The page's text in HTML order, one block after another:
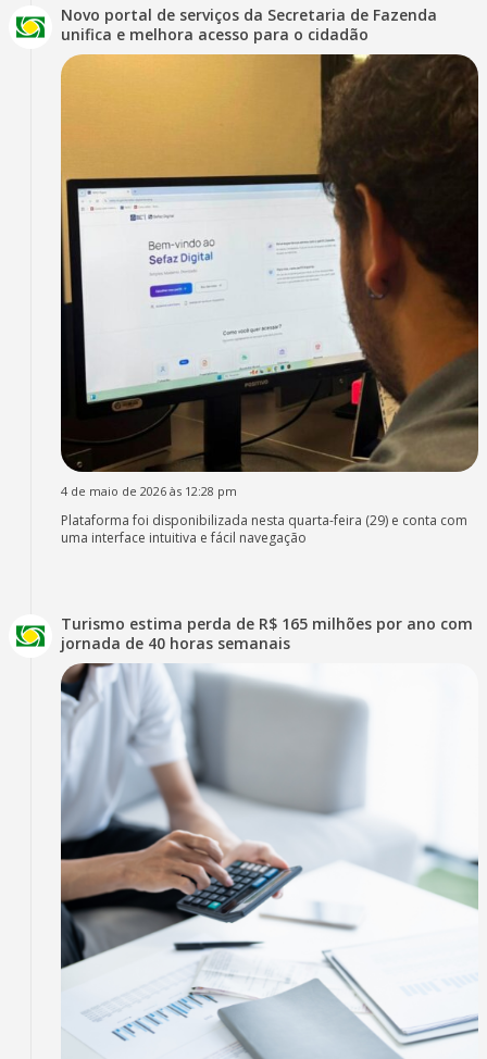
Novo portal de serviços da Secretaria de Fazenda
unifica e melhora acesso para o cidadão
4 de maio de 2026 às 12:28 pm
Plataforma foi disponibilizada nesta quarta-feira (29) e conta com
uma interface intuitiva e fácil navegação
Turismo estima perda de R$ 165 milhões por ano com
jornada de 40 horas semanais